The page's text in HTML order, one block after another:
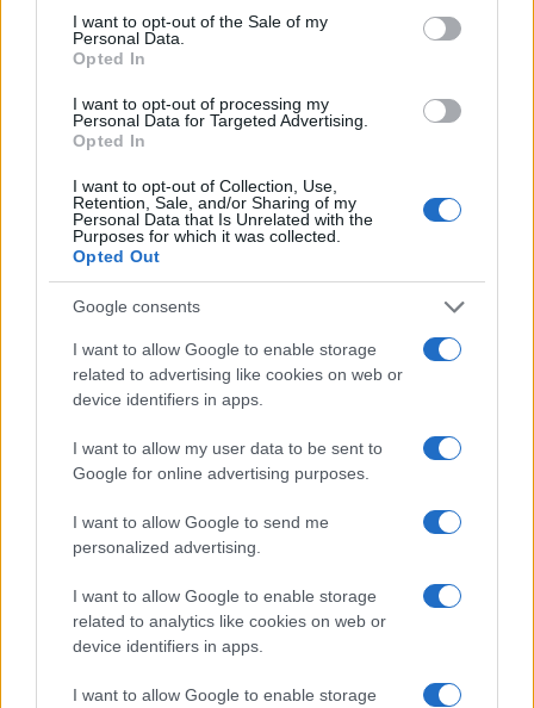
consent section.
I want to opt-out of the Sale of my
Personal Data.
Opted In
I want to opt-out of processing my
Personal Data for Targeted Advertising.
Opted In
I want to opt-out of Collection, Use,
Retention, Sale, and/or Sharing of my
Personal Data that Is Unrelated with the
Purposes for which it was collected.
Opted Out
Google consents
I want to allow Google to enable storage
related to advertising like cookies on web or
device identifiers in apps.
I want to allow my user data to be sent to
Google for online advertising purposes.
I want to allow Google to send me
personalized advertising.
I want to allow Google to enable storage
related to analytics like cookies on web or
device identifiers in apps.
I want to allow Google to enable storage
bozze di pattern e appunti presi nelle sartorie
di via Toledo.